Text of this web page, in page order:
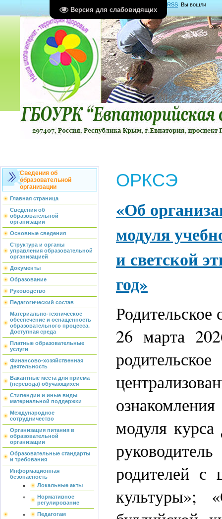
Версия для слабовидящих
RSS Вы вошли
какГость Группа "Гости"
Сведения об
образовательной
организации
Главная страница
Сведения об
образовательной
организации
Основные сведения
Структура и органы
управления образовательной
организацией
Документы
Образование
Руководство
Педагогический состав
Материально-техническое
обеспечение и оснащенность
образовательного процесса.
Доступная среда
Платные образовательные
услуги
Финансово-хозяйственная
деятельность
Вакантные места для приема
(перевода) обучающихся
Стипендии и иные виды
материальной поддержки
Международное
сотрудничество
Организация питания в
образовательной
организации
Образовательные стандарты
и требования
Информационная
безопасность
Локальные акты
Нормативное
регулирование
Педагогам
ОРКСЭ
«Об
модуля
и светской
год»
26 марта
модуля курса
родителей с
культуры»;